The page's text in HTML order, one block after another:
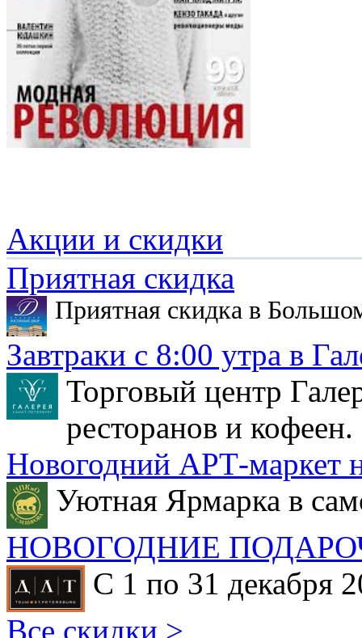
Акции и скидки
Приятная скидка
Приятная скидка в
Завтраки с 8:00 утра в
Торговый центр
ресторанов и кофеен.
Новогодний АРТ-маркет
Уютная Ярмарка в
НОВОГОДНИЕ
С 1 по 31 декабря
Все скидки >